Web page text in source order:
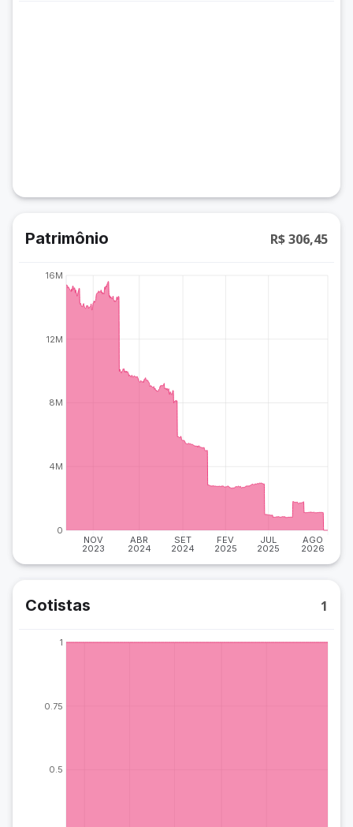
Patrimônio R$ 306,45
NOV
2023
ABR
2024
SET
2024
FEV
2025
JUL
2025
AGO
2026
0
4M
8M
12M
16M
Cotistas 1
0.5
0.75
1